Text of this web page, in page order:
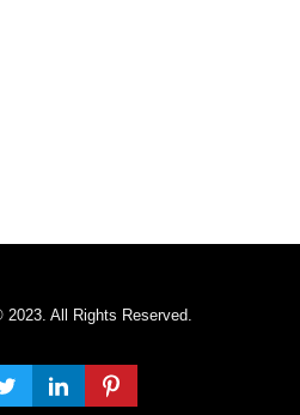
2023. All Rights Reserved.